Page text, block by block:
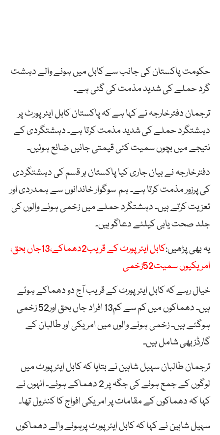
حکومت پاکستان کی جانب سے کابل میں ہونے والے دہشت
گرد حملے کی شدید مذمت کی گئی ہے۔
ترجمان دفترخارجہ نے کہا ہے کہ پاکستان کابل ایئرپورٹ پر
دہشتگرد حملے کی شدید مذمت کرتا ہے۔ دہشتگردی کے
نتیجے میں بچوں سمیت کئی قیمتی جانیں ضائع ہوئیں۔
دفترخارجہ نے بیان جاری کیا پاکستان ہر قسم کی دہشتگردی
کی پرزور مذمت کرتا ہے۔ ہم سوگوار خاندانوں سے ہمدردی اور
تعزیت کرتے ہیں۔ دہشتگرد حملے میں زخمی ہونے والوں کی
جلد صحت یابی کیلئے دعاگو ہیں۔
یہ بھی پڑھیں:
کابل ایئر پورٹ کے قریب2دھماکے،13جاں بحق،
امریکیوں سمیت52زخمی
خیال رہے کہ کابل ایئرپورٹ کے قریب آج دو دھماکے ہوئے
ہیں۔ دھماکوں میں کم سے کم13 افراد جاں بحق اور52 زخمی
ہوگئے ہیں۔ زخمی ہونے والوں میں امریکی اور طالبان کے
گارڈزبھی شامل ہیں۔
ترجمان طالبان سہیل شاہین نے بتایا کہ کابل ایئر پورٹ میں
لوگوں کے جمع ہونے کی جگہ پر 2 دھماکے ہوئے۔ انہوں نے
کہا کہ دھماکوں کے مقامات پر امریکی افواج کا کنٹرول تھا۔
سہیل شاہین نے کہا کہ کابل ایئر پورٹ پرہونے والے دھماکوں